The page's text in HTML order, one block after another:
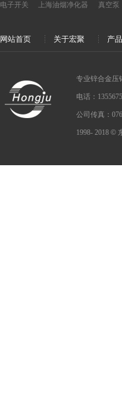
电子开关 上海油烟净化器 真空泵
网站首页 关于宏聚 产
专业锌合金压
电话：
公司传真：
1998- 2018 ©